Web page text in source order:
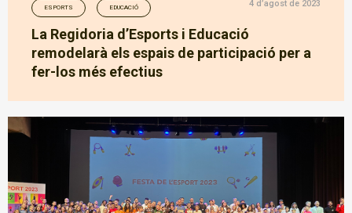
ESPORTS EDUCACIÓ 4 d’agost de 2023
La Regidoria d’Esports i Educació
remodelarà els espais de participació per a
fer-los més efectius